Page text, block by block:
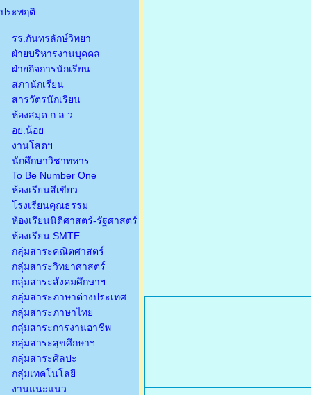
ประพฤติ
รร.กันทรลักษ์วิทยา
ฝ่ายบริหารงานบุคคล
ฝ่ายกิจการนักเรียน
สภานักเรียน
สารวัตรนักเรียน
ห้องสมุด ก.ล.ว.
อย.น้อย
งานโสตฯ
นักศึกษาวิชาทหาร
To Be Number One
ห้องเรียนสีเขียว
โรงเรียนคุณธรรม
ห้องเรียนนิติศาสตร์-รัฐศาสตร์
ห้องเรียน SMTE
กลุ่มสาระคณิตศาสตร์
กลุ่มสาระวิทยาศาสตร์
กลุ่มสาระสังคมศึกษาฯ
กลุ่มสาระภาษาต่างประเทศ
กลุ่มสาระภาษาไทย
กลุ่มสาระการงานอาชีพ
กลุ่มสาระสุขศึกษาฯ
กลุ่มสาระศิลปะ
กลุ่มเทคโนโลยี
งานแนะแนว